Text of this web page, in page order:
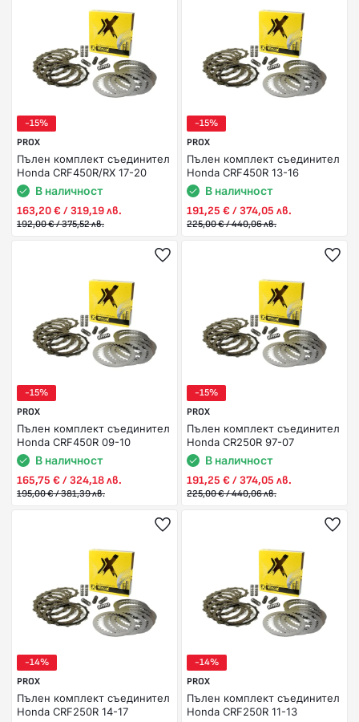
-15%
PROX
Пълен комплект съединител
Honda CRF450R/RX 17-20
В наличност
163,20 € / 319,19 лв.
192,00 € / 375,52 лв.
-15%
PROX
Пълен комплект съединител
Honda CRF450R 13-16
В наличност
191,25 € / 374,05 лв.
225,00 € / 440,06 лв.
-15%
PROX
Пълен комплект съединител
Honda CRF450R 09-10
В наличност
165,75 € / 324,18 лв.
195,00 € / 381,39 лв.
-15%
PROX
Пълен комплект съединител
Honda CR250R 97-07
В наличност
191,25 € / 374,05 лв.
225,00 € / 440,06 лв.
-14%
PROX
Пълен комплект съединител
Honda CRF250R 14-17
-14%
PROX
Пълен комплект съединител
Honda CRF250R 11-13